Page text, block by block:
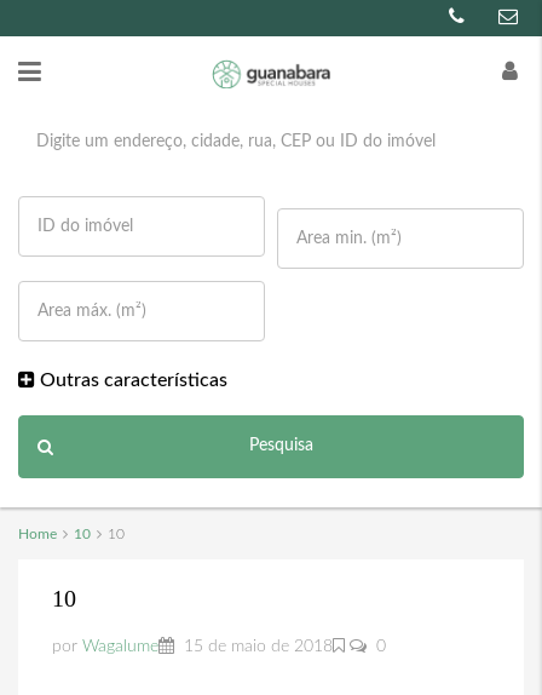
Outras características
Pesquisa
Home 10 10
10
por Wagalume 15 de maio de 2018 0